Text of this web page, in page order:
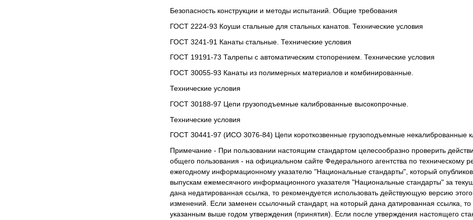
Безопасность конструкции и методы испытаний. Общие требования
ГОСТ 2224-93 Коуши стальные для стальных канатов. Технические условия
ГОСТ 3241-91 Канаты стальные. Технические условия
ГОСТ 19191-73 Талрепы с автоматическим стопорением. Технические условия
ГОСТ 30055-93 Канаты из полимерных материалов и комбинированные.
Технические условия
ГОСТ 30188-97 Цепи грузоподъемные калиброванные высокопрочные.
Технические условия
ГОСТ 30441-97 (ИСО 3076-84) Цепи короткозвенные грузоподъемные некалиброванные
Примечание - При пользовании настоящим стандартом целесообразно проверить
общего пользования - на официальном сайте Федерального агентства по техническому
ежегодному информационному указателю "Национальные стандарты", который
выпускам ежемесячного информационного указателя "Национальные стандарты" за
дана недатированная ссылка, то рекомендуется использовать действующую версию
изменений. Если заменен ссылочный стандарт, на который дана датированная ссылка, то
указанным выше годом утверждения (принятия). Если после утверждения настоящего